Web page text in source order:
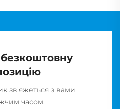
зв'яжеться з вами
часом.